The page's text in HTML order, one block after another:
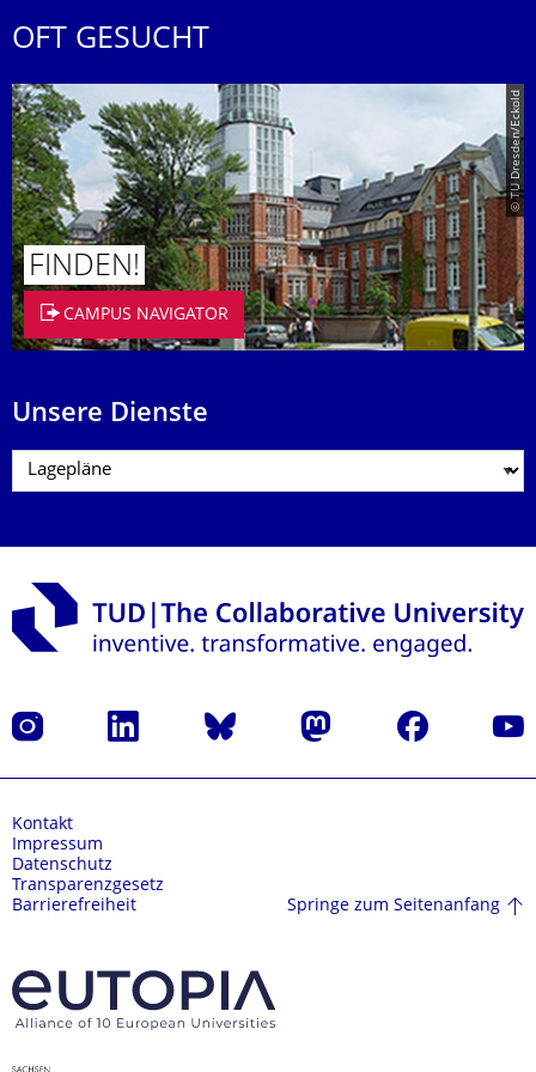
OFT GESUCHT
© TU Dresden/Eckold
FINDEN!
CAMPUS NAVIGATOR
Unsere Dienste
Instagram LinkedIn Bluesky Mastodon Facebook
Kontakt
Impressum
Datenschutz
Transparenzgesetz
Barrierefreiheit
Springe zum Seitenanfang